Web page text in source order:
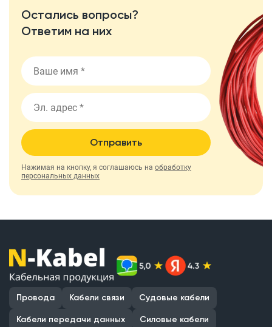
Остались вопросы?
Ответим на них
Отправить
Нажимая на кнопку, я соглашаюсь на обработку
персональных данных
Провода Кабели связи Судовые кабели
Кабели передачи данных Силовые кабели